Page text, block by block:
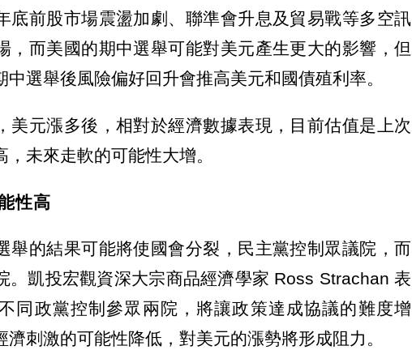
底前股市場震盪加劇、聯準會升息及貿易戰等多空訊
，而美國的期中選舉可能對美元產生更大的影響，但
中選舉後風險偏好回升會推高美元和國債殖利率。
美元漲多後，相對於經濟數據表現，目前估值是上次
未來走軟的可能性大增。
性高
舉的結果可能將使國會分裂，民主黨控制眾議院，而
。凱投宏觀資深大宗商品經濟學家 Ross Strachan 表
同政黨控制參眾兩院，將讓政策達成協議的難度增
濟刺激的可能性降低，對美元的漲勢將形成阻力。